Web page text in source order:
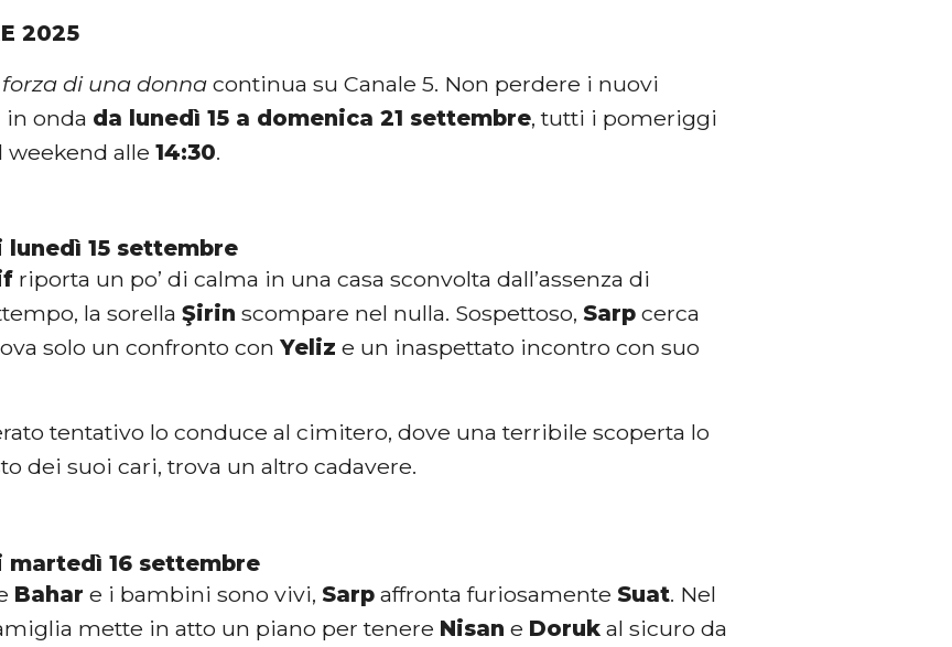
2025
di una donna continua su Canale 5. Non perdere i nuovi
onda da lunedì 15 a domenica 21 settembre, tutti i pomeriggi
weekend alle14:30.
15 settembre
riporta un po’ di calma in una casa sconvolta dall’assenza di
la sorellaŞirin scompare nel nulla. Sospettoso, Sarp cerca
solo un confronto conYeliz e un inaspettato incontro con suo
tentativo lo conduce al cimitero, dove una terribile scoperta lo
dei suoi cari, trova un altro cadavere.
16 settembre
Bahar e i bambini sono vivi, Sarp affronta furiosamente Suat. Nel
mette in atto un piano per tenere Nisan e Doruk al sicuro da